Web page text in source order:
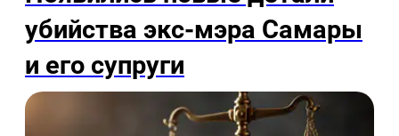
убийства экс-мэра Самары
и его супруги